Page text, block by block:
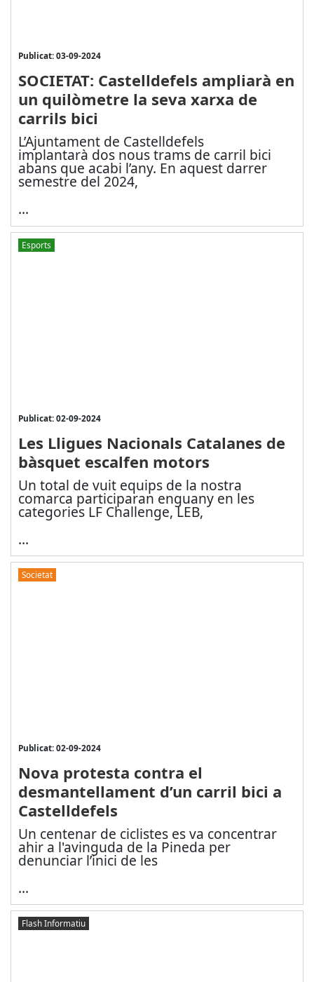
Publicat: 03-09-2024
SOCIETAT: Castelldefels ampliarà en
un quilòmetre la seva xarxa de
carrils bici
L’Ajuntament de Castelldefels
implantarà dos nous trams de carril bici
abans que acabi l’any. En aquest darrer
semestre del 2024,
...
Esports
Publicat: 02-09-2024
Les Lligues Nacionals Catalanes de
bàsquet escalfen motors
Un total de vuit equips de la nostra
comarca participaran enguany en les
categories LF Challenge, LEB,
...
Societat
Publicat: 02-09-2024
Nova protesta contra el
desmantellament d’un carril bici a
Castelldefels
Un centenar de ciclistes es va concentrar
ahir a l'avinguda de la Pineda per
denunciar l’inici de les
...
Flash Informatiu